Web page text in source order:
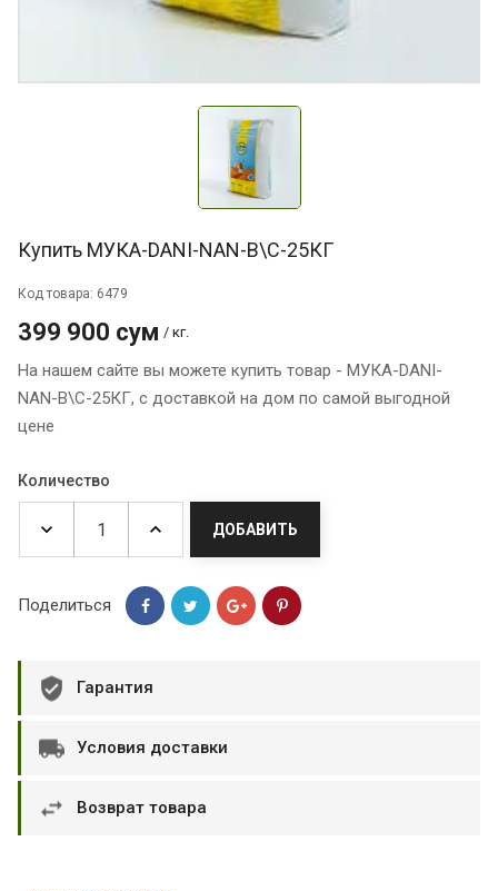
Купить МУКА-DANI-NAN-В\С-25КГ
Код товара: 6479
399 900 сум / кг.
На нашем сайте вы можете купить товар - МУКА-DANI-
NAN-В\С-25КГ, с доставкой на дом по самой выгодной
цене
Количество
ДОБАВИТЬ
Поделиться
Гарантия
Условия доставки
Возврат товара